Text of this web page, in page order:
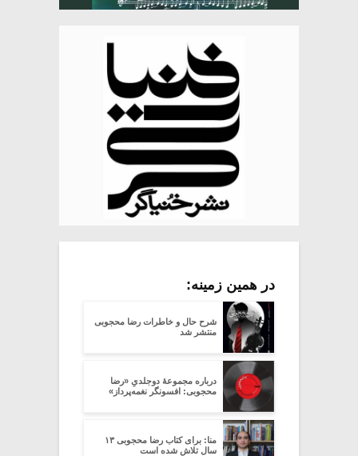
در همین زمینه:
شرح حال و خاطرات رضا محجوبی
منتشر شد
درباره مجموعۀ دوجلدیِ «رضا
محجوبی: افسونگر نغمه‌پرداز»
منا: برای کتاب رضا محجوبی ۱۳
سال تلاش شده است